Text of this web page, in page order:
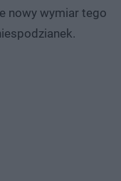
nowy wymiar tego